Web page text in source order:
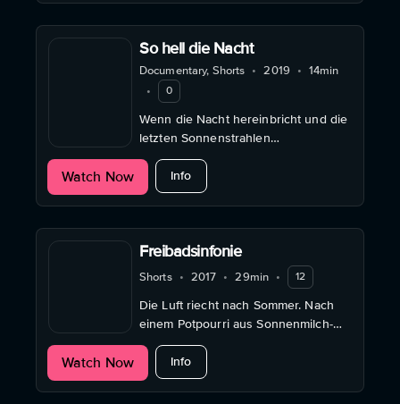
So hell die Nacht
Documentary, Shorts • 2019 • 14min
•
0
Wenn die Nacht hereinbricht und die
letzten Sonnenstrahlen
verschwinden, beginnen die
Protagonist*innen dieses Films ihren
Arbeitstag.
Watch Now Infoabout So hell die Nacht
Freibadsinfonie
Shorts • 2017 • 29min • 12
Die Luft riecht nach Sommer. Nach
einem Potpourri aus Sonnenmilch-
Rasen und Lindenblüten-Pommes,
aus Wasserball-Melone und Chlor-
Limonade.
Watch Now Infoabout Freibadsinfonie